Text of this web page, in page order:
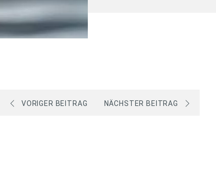
VORIGER BEITRAG NÄCHSTER BEITRAG